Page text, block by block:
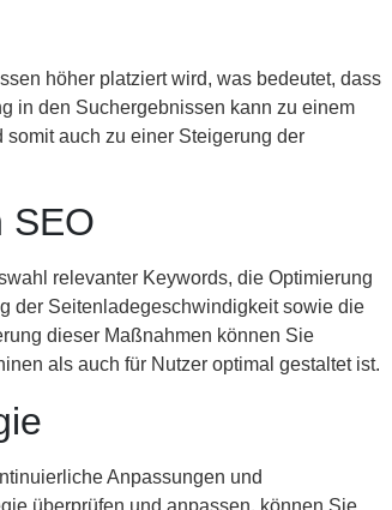
höher platziert wird, was bedeutet, dass
in den Suchergebnissen kann zu einem
auch zu einer Steigerung der
SEO
relevanter Keywords, die Optimierung
der Seitenladegeschwindigkeit sowie die
dieser Maßnahmen können Sie
als auch für Nutzer optimal gestaltet ist.
Anpassungen und
überprüfen und anpassen, können Sie